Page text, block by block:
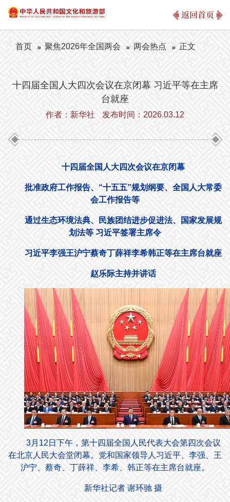
返回首页
首页 聚焦2026年全国两会 两会热点 正文
十四届全国人大四次会议在京闭幕 习近平等在主席
台就座
作者：新华社 发布时间：2026.03.12
十四届全国人大四次会议在京闭幕
批准政府工作报告、“十五五”规划纲要、全国人大常委
会工作报告等
通过生态环境法典、民族团结进步促进法、国家发展规
划法等 习近平签署主席令
习近平李强王沪宁蔡奇丁薛祥李希韩正等在主席台就座
赵乐际主持并讲话
3月12日下午，第十四届全国人民代表大会第四次会议
在北京人民大会堂闭幕。党和国家领导人习近平、李强、王
沪宁、蔡奇、丁薛祥、李希、韩正等在主席台就座。
新华社记者 谢环驰 摄